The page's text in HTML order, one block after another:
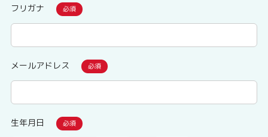
フリガナ
メールアドレス
生年月日